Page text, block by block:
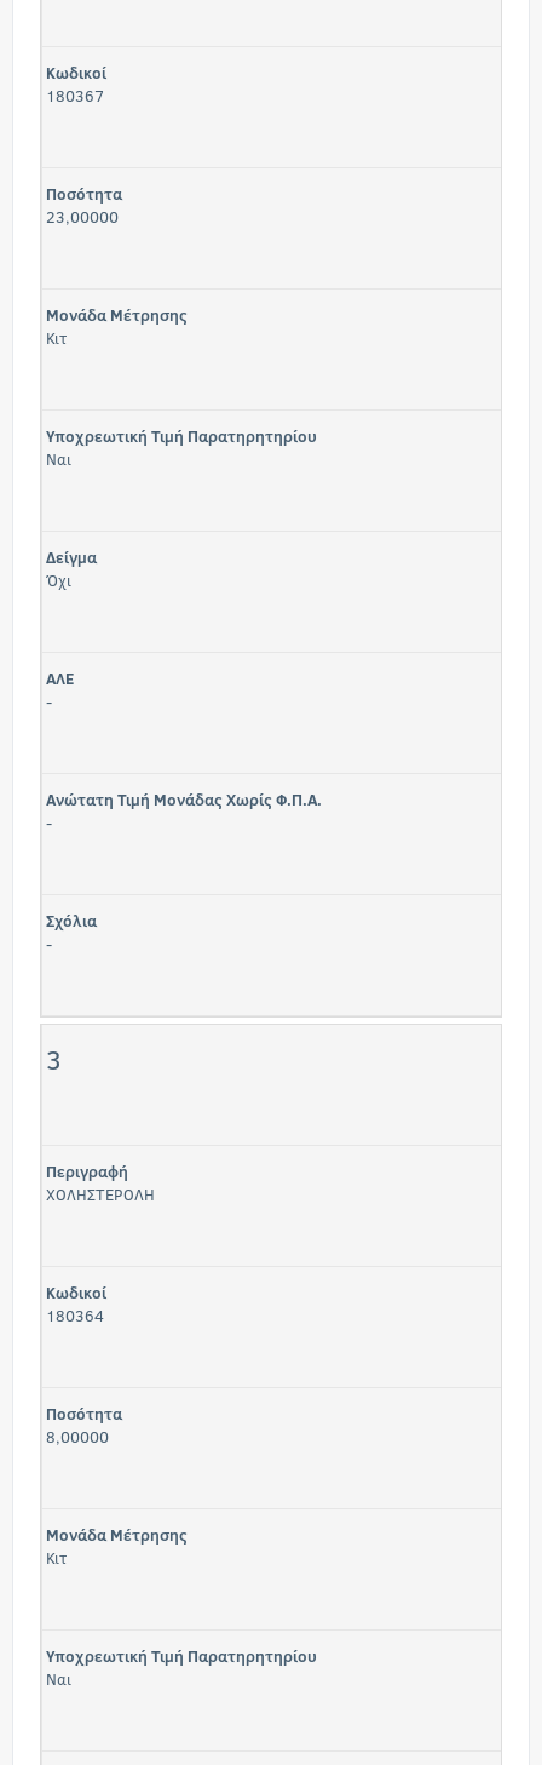
Κωδικοί
180367
Ποσότητα
23,00000
Μονάδα Μέτρησης
Κιτ
Υποχρεωτική Τιμή Παρατηρητηρίου
Ναι
Δείγμα
Όχι
ΑΛΕ
-
Ανώτατη Τιμή Μονάδας Χωρίς Φ.Π.Α.
-
Σχόλια
-
3
Περιγραφή
ΧΟΛΗΣΤΕΡΟΛΗ
Κωδικοί
180364
Ποσότητα
8,00000
Μονάδα Μέτρησης
Κιτ
Υποχρεωτική Τιμή Παρατηρητηρίου
Ναι